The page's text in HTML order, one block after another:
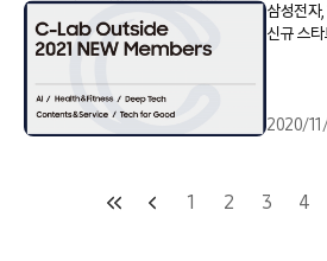
삼성전자,
신규 스
2020/
1 2 3 4